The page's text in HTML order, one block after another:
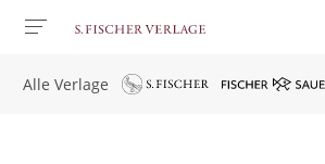
Alle Verlage